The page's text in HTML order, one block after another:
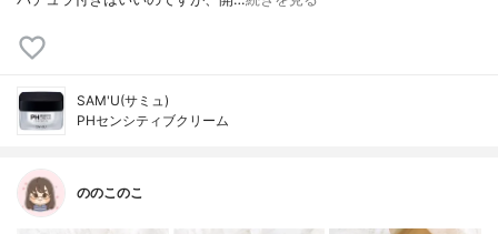
SAM'U(サミュ)
PHセンシティブクリーム
ののこのこ